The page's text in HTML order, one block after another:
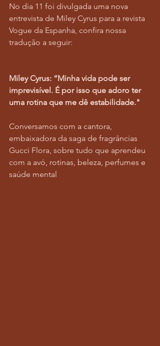
No dia 11 foi divulgada uma nova
entrevista de Miley Cyrus para a revista
Vogue da Espanha, confira nossa
tradução a seguir:
Miley Cyrus: “Minha vida pode ser
imprevisível. É por isso que adoro ter
uma rotina que me dê estabilidade."
Conversamos com a cantora,
embaixadora da saga de fragrâncias
Gucci Flora, sobre tudo que aprendeu
com a avó, rotinas, beleza, perfumes e
saúde mental